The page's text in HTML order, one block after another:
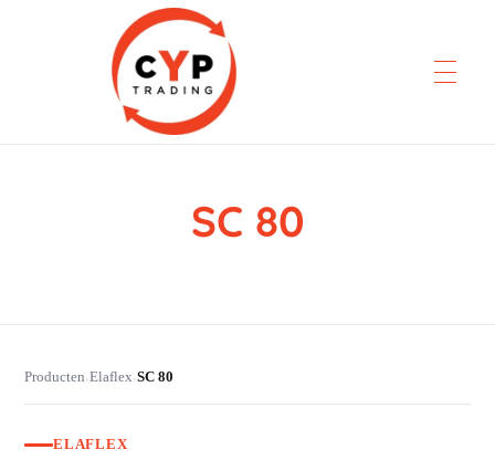
SC 80
Producten›Elaflex›SC 80
ELAFLEX